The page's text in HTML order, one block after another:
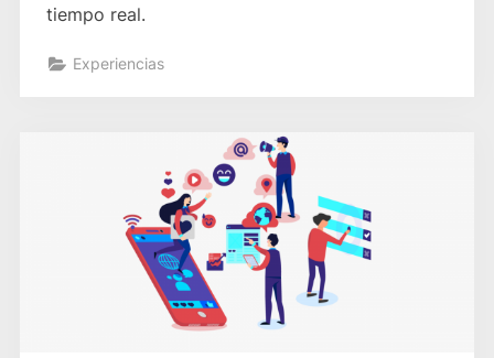
tiempo real.
Experiencias